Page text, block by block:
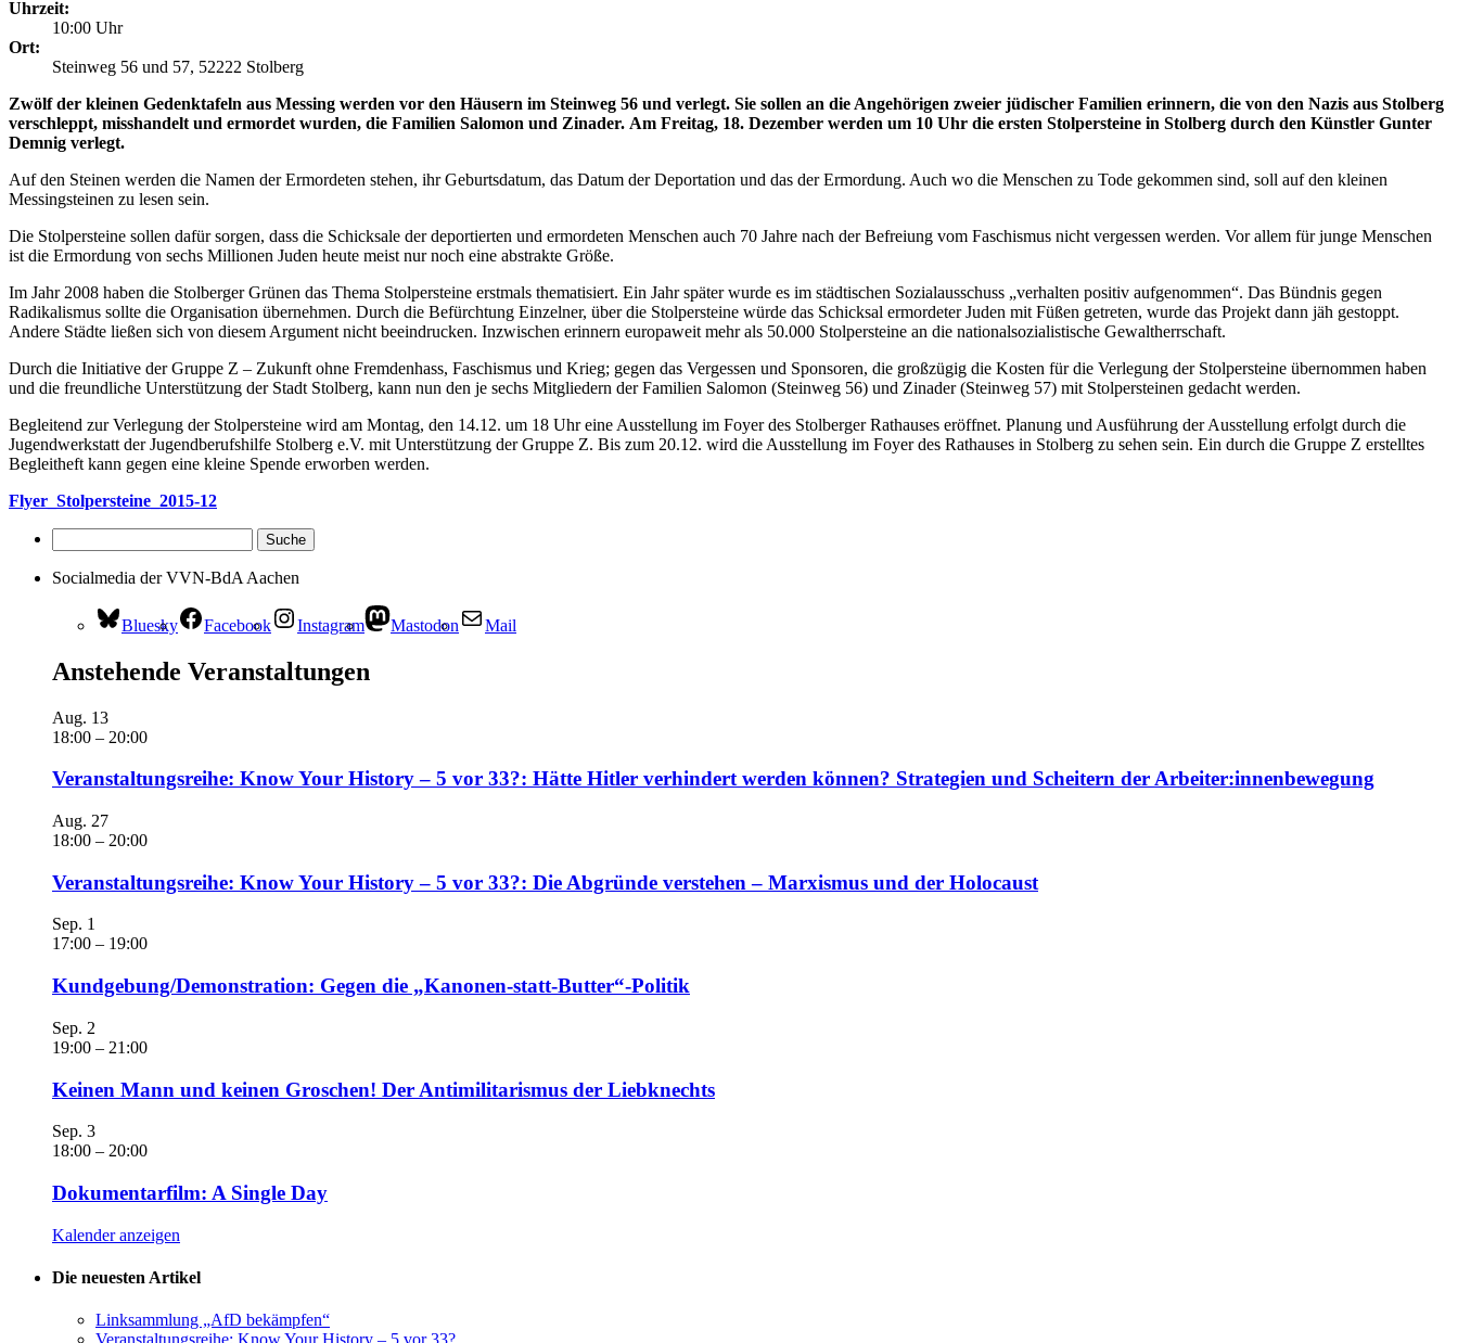
Uhrzeit:
10:00 Uhr
Ort:
Steinweg 56 und 57, 52222 Stolberg
Zwölf der kleinen Gedenktafeln aus Messing werden vor den Häusern im Steinweg 56 und verlegt. Sie sollen an die Angehörigen zweier jüdischer Familien erinnern, die von den Nazis aus Stolberg
verschleppt, misshandelt und ermordet wurden, die Familien Salomon und Zinader. Am Freitag, 18. Dezember werden um 10 Uhr die ersten Stolpersteine in Stolberg durch den Künstler Gunter
Demnig verlegt.
Auf den Steinen werden die Namen der Ermordeten stehen, ihr Geburtsdatum, das Datum der Deportation und das der Ermordung. Auch wo die Menschen zu Tode gekommen sind, soll auf den kleinen
Messingsteinen zu lesen sein.
Die Stolpersteine sollen dafür sorgen, dass die Schicksale der deportierten und ermordeten Menschen auch 70 Jahre nach der Befreiung vom Faschismus nicht vergessen werden. Vor allem für junge Menschen
ist die Ermordung von sechs Millionen Juden heute meist nur noch eine abstrakte Größe.
Im Jahr 2008 haben die Stolberger Grünen das Thema Stolpersteine erstmals thematisiert. Ein Jahr später wurde es im städtischen Sozialausschuss „verhalten positiv aufgenommen“. Das Bündnis gegen
Radikalismus sollte die Organisation übernehmen. Durch die Befürchtung Einzelner, über die Stolpersteine würde das Schicksal ermordeter Juden mit Füßen getreten, wurde das Projekt dann jäh gestoppt.
Andere Städte ließen sich von diesem Argument nicht beeindrucken. Inzwischen erinnern europaweit mehr als 50.000 Stolpersteine an die nationalsozialistische Gewaltherrschaft.
Durch die Initiative der Gruppe Z – Zukunft ohne Fremdenhass, Faschismus und Krieg; gegen das Vergessen und Sponsoren, die großzügig die Kosten für die Verlegung der Stolpersteine übernommen haben
und die freundliche Unterstützung der Stadt Stolberg, kann nun den je sechs Mitgliedern der Familien Salomon (Steinweg 56) und Zinader (Steinweg 57) mit Stolpersteinen gedacht werden.
Begleitend zur Verlegung der Stolpersteine wird am Montag, den 14.12. um 18 Uhr eine Ausstellung im Foyer des Stolberger Rathauses eröffnet. Planung und Ausführung der Ausstellung erfolgt durch die
Jugendwerkstatt der Jugendberufshilfe Stolberg e.V. mit Unterstützung der Gruppe Z. Bis zum 20.12. wird die Ausstellung im Foyer des Rathauses in Stolberg zu sehen sein. Ein durch die Gruppe Z erstelltes
Begleitheft kann gegen eine kleine Spende erworben werden.
Flyer_Stolpersteine_2015-12
Socialmedia der VVN-BdA Aachen
Bluesky Facebook Instagram Mastodon Mail
Anstehende Veranstaltungen
Aug. 13
18:00 – 20:00
Veranstaltungsreihe: Know Your History – 5 vor 33?: Hätte Hitler verhindert werden können? Strategien und Scheitern der Arbeiter:innenbewegung
Aug. 27
18:00 – 20:00
Veranstaltungsreihe: Know Your History – 5 vor 33?: Die Abgründe verstehen – Marxismus und der Holocaust
Sep. 1
17:00 – 19:00
Kundgebung/Demonstration: Gegen die „Kanonen-statt-Butter“-Politik
Sep. 2
19:00 – 21:00
Keinen Mann und keinen Groschen! Der Antimilitarismus der Liebknechts
Sep. 3
18:00 – 20:00
Dokumentarfilm: A Single Day
Kalender anzeigen
Die neuesten Artikel
Linksammlung „AfD bekämpfen“